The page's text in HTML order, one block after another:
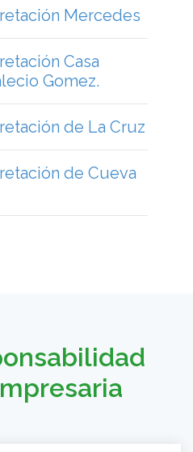
Mercedes
Casa
Gomez.
de La Cruz
de Cueva